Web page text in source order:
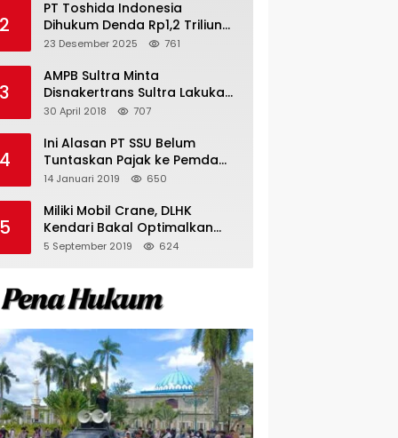
2
PT Toshida Indonesia
Dihukum Denda Rp1,2 Triliun
atas Aktivitas Tambang
23 Desember 2025 761
3
AMPB Sultra Minta
Disnakertrans Sultra Lakukan
Sweeping TKA
30 April 2018 707
4
Ini Alasan PT SSU Belum
Tuntaskan Pajak ke Pemda
Bombana Sebesar Rp8 Miliar
14 Januari 2019 650
5
Miliki Mobil Crane, DLHK
Kendari Bakal Optimalkan
Pangkas Pohon Peneduh
5 September 2019 624